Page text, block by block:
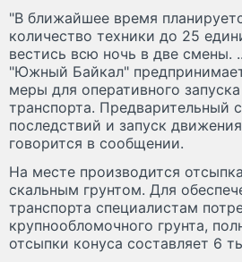
"В ближайшее время
количество техники до 25
вестись всю ночь в две смены.
"Южный Байкал"
меры для оперативного
транспорта. Предварительный
последствий и запуск
говорится в сообщении.
На месте производится
скальным грунтом. Для
транспорта специалистам
крупнообломочного грунта,
отсыпки конуса составляет 6